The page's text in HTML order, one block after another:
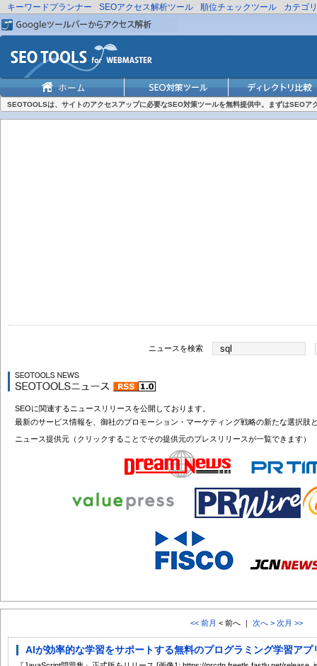
キーワードプランナー SEOアクセス解析ツール 順位チェックツール カテゴ
SEOTOOLSは、サイトのアクセスアップに必要なSEO対策ツールを無料提供中。まずはSEOア
ニュースを検索
SEOに関連するニュースリリースを公開しております。
最新のサービス情報を、御社のプロモーション・マーケティング戦略の新たな選択肢
ニュース提供元（クリックすることでその提供元のプレスリリースが一覧できます）
<< 前月 < 前へ ｜ 次へ > 次月 >>
AIが効率的な学習をサポートする無料のプログラミング学習アプ